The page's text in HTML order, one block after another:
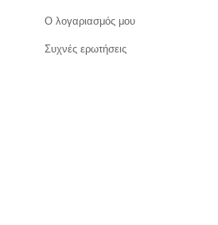
Ο λογαριασμός μου
Συχνές ερωτήσεις